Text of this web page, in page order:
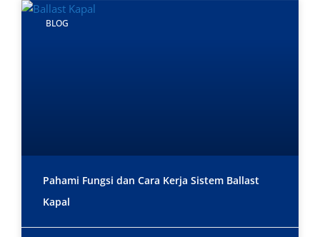
BLOG
Pahami Fungsi dan Cara Kerja Sistem Ballast
Kapal